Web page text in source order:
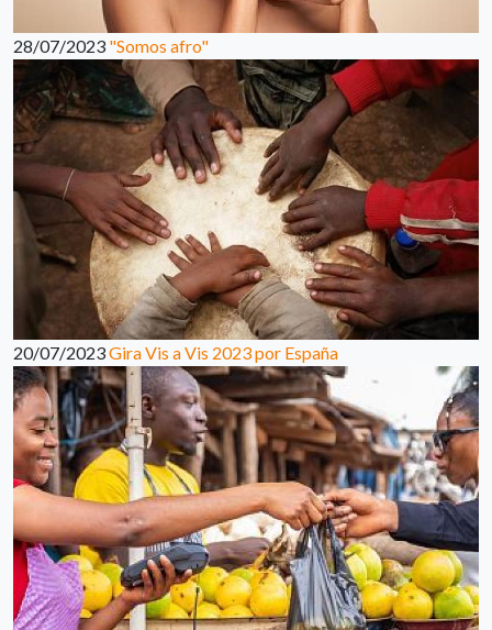
28/07/2023 "Somos afro"
20/07/2023Gira Vis a Vis 2023 por España